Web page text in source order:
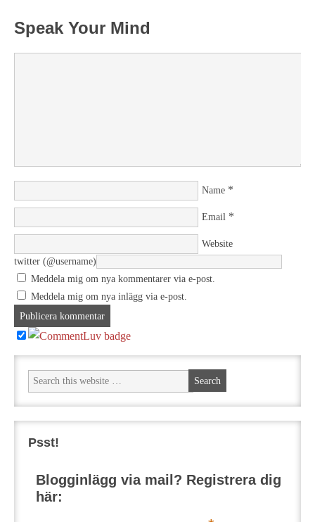
Speak Your Mind
Name *
Email *
Website
twitter (@username)
Meddela mig om nya kommentarer via e-post.
Meddela mig om nya inlägg via e-post.
Psst!
Blogginlägg via mail? Registrera dig
här: